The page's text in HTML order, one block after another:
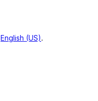
English (US).